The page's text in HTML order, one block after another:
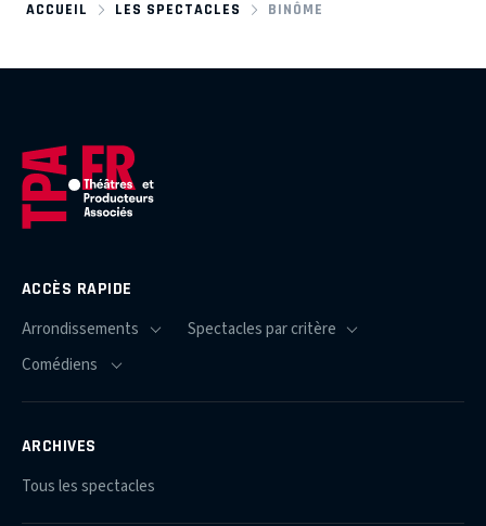
ACCUEIL LES SPECTACLES BINÔME
ACCÈS RAPIDE
ARCHIVES
Tous les spectacles